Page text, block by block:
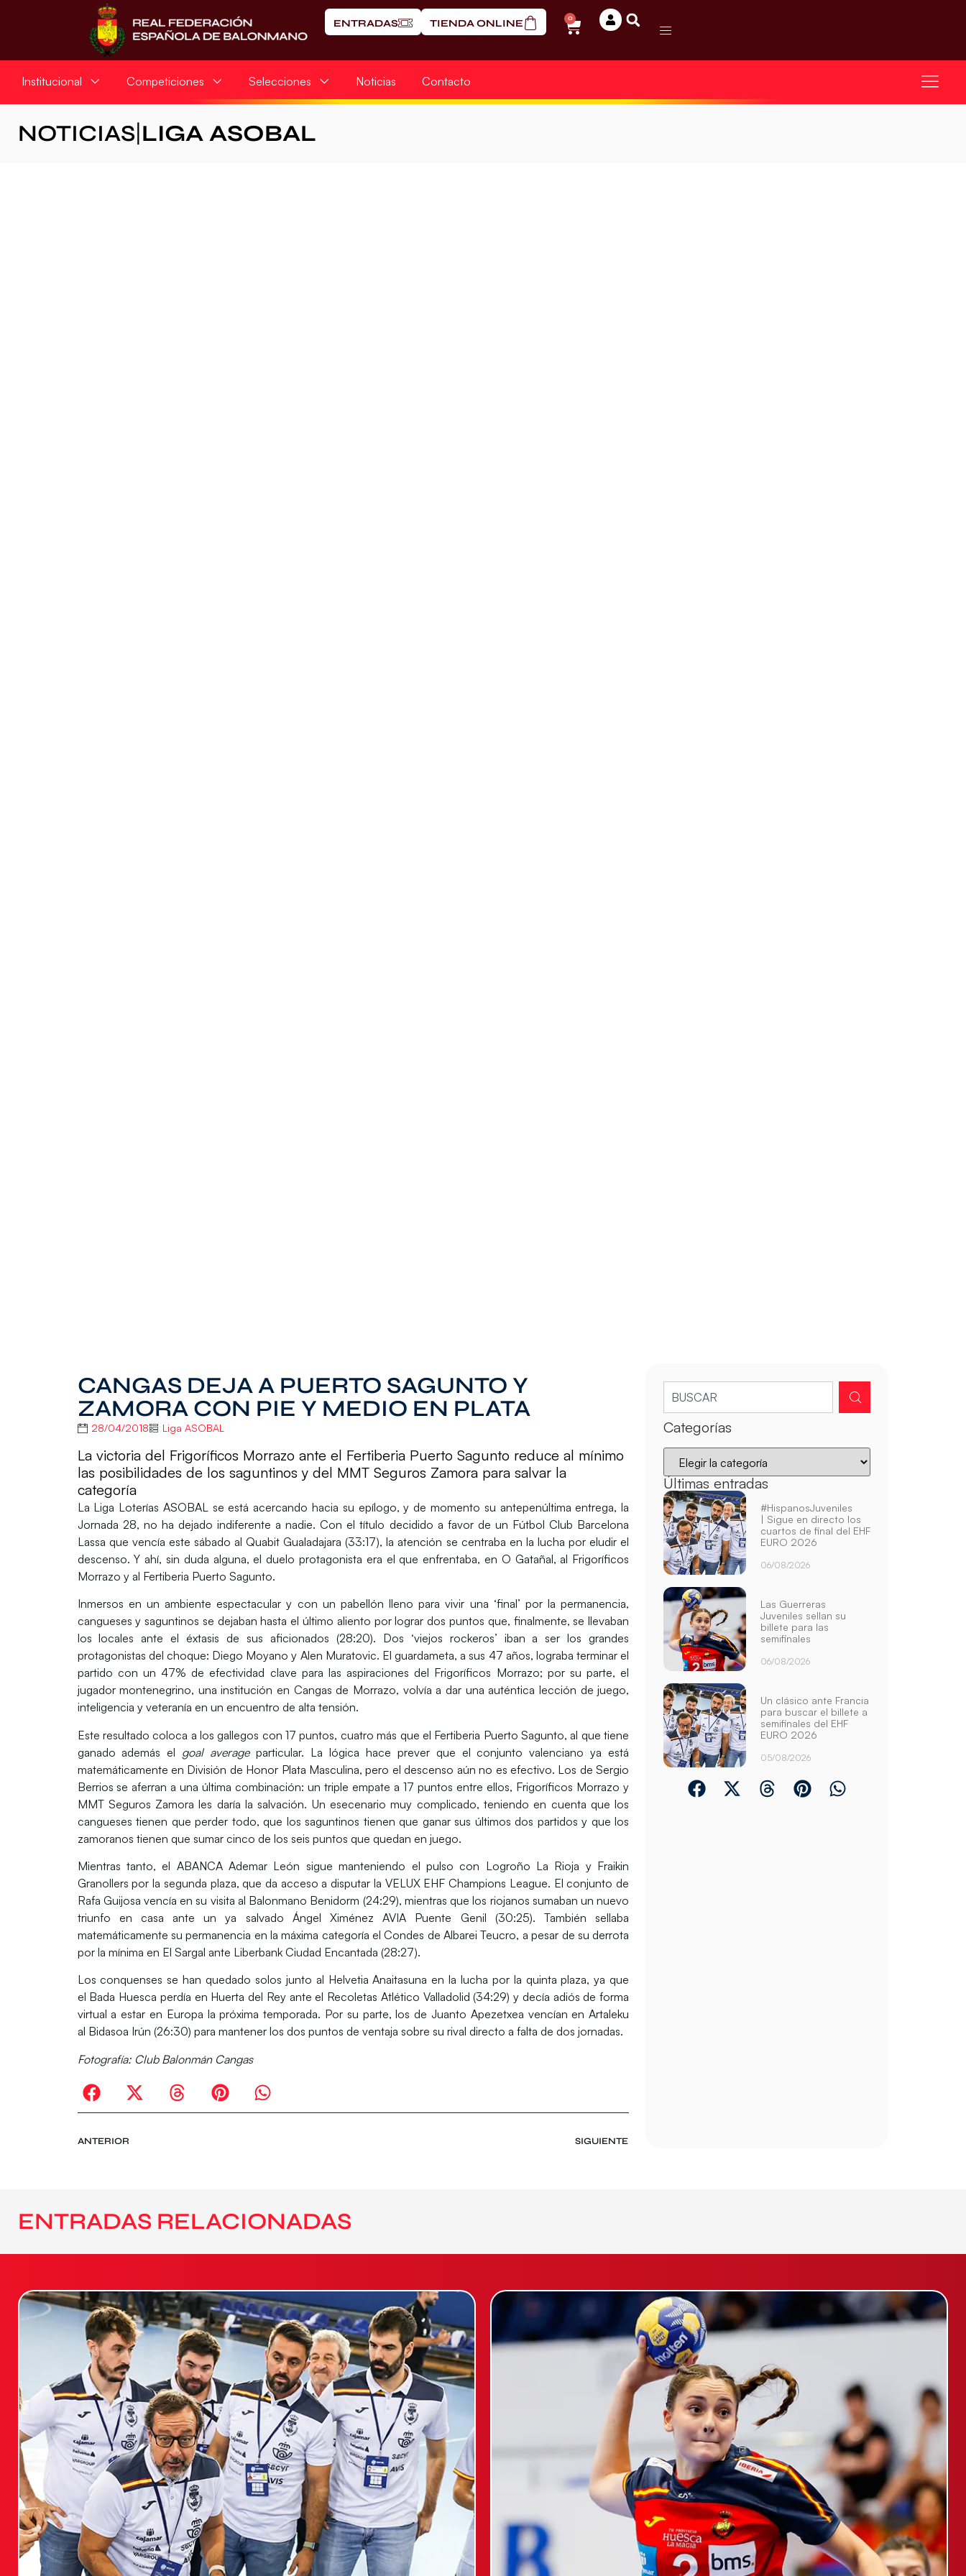
ENTRADAS TIENDA ONLINE 0
Institucional Competiciones Selecciones Noticias Contacto
NOTICIAS LIGA ASOBAL
CANGAS DEJA A PUERTO SAGUNTO Y
ZAMORA CON PIE Y MEDIO EN PLATA
28/04/2018 Liga ASOBAL
La victoria del Frigoríficos Morrazo ante el Fertiberia Puerto Sagunto reduce al mínimo
las posibilidades de los saguntinos y del MMT Seguros Zamora para salvar la
categoría
La Liga Loterías ASOBAL
se está acercando hacia su epílogo, y de momento su antepenúltima entrega, la
Jornada 28, no ha dejado indiferente a nadie. Con el título decidido a favor de un Fútbol Club Barcelona
Lassa que vencía este sábado alQuabit Gualadajara(33:17), la atención se centraba en la lucha por eludir el
descenso. Y ahí, sin duda alguna, el duelo protagonista era el que enfrentaba, en O Gatañal, al Frigoríficos
Morrazo y al Fertiberia Puerto Sagunto.
Inmersos en un ambiente espectacular y con un pabellón lleno para vivir una ‘final’ por la permanencia,
cangueses y saguntinos se dejaban hasta el último aliento por lograr dos puntos que, finalmente, se llevaban
los locales ante el éxtasis de sus aficionados (28:20). Dos ‘viejos rockeros’ iban a ser los grandes
protagonistas del choque: Diego Moyanoy Alen Muratovic. El guardameta, a sus 47 años, lograba terminar el
partido con un 47% de efectividad clave para las aspiraciones del Frigoríficos Morrazo; por su parte, el
jugador montenegrino, una institución en Cangas de Morrazo, volvía a dar una auténtica lección de juego,
inteligencia y veteranía en un encuentro de alta tensión.
Este resultado coloca a los gallegos con 17 puntos, cuatro más que el Fertiberia Puerto Sagunto, al que tiene
ganado además el goal averageparticular. La lógica hace prever que el conjunto valenciano ya está
matemáticamente en División de Honor Plata Masculina, pero eldescenso aún no es efectivo. Los de Sergio
Berrios se aferran a una última combinación: un triple empate a 17 puntos entre ellos, Frigoríficos Morrazo y
MMT Seguros Zamora les daría la salvación. Un esecenario muy complicado, teniendo en cuenta que los
cangueses tienen que perder todo, que los saguntinos tienen que ganar sus últimos dos partidos y que los
zamoranos tienen que sumar cinco de los seis puntos que quedan en juego.
Mientras tanto, el ABANCA Ademar León sigue manteniendo el pulso con Logroño La Rioja y Fraikin
Granollers por la segunda plaza, que da acceso a disputar la VELUX EHF Champions League. El conjunto de
Rafa Guijosa vencía en su visita al Balonmano Benidorm (24:29), mientras que los riojanos sumaban un nuevo
triunfo en casa ante un ya salvado Ángel Ximénez AVIA Puente Genil (30:25). También sellaba
matemáticamente su permanencia en la máxima categoría elCondes de Albarei Teucro, a pesar de su derrota
por la mínima en El Sargal ante Liberbank Ciudad Encantada (28:27).
Los conquenses se han quedado solos junto al Helvetia Anaitasuna en la lucha por la quinta plaza, ya que
el Bada Huesca perdía en Huerta del Rey ante el Recoletas Atlético Valladolid(34:29) y decía adiós de forma
virtual a estar en Europa la próxima temporada. Por su parte, los de Juanto Apezetxea vencían en Artaleku
al Bidasoa Irún (26:30) para mantener los dos puntos de ventaja sobre su rival directo a falta de dos jornadas.
Fotografía: Club Balonmán Cangas
ANTERIOR SIGUIENTE
Categorías
Últimas entradas
#HispanosJuveniles
| Sigue en directo los
cuartos de final del EHF
EURO 2026
06/08/2026
Las Guerreras
Juveniles sellan su
billete para las
semifinales
06/08/2026
Un clásico ante Francia
para buscar el billete a
semifinales del EHF
EURO 2026
05/08/2026
ENTRADAS RELACIONADAS